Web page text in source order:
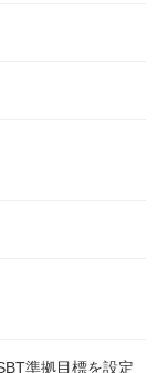
準拠目標を設定